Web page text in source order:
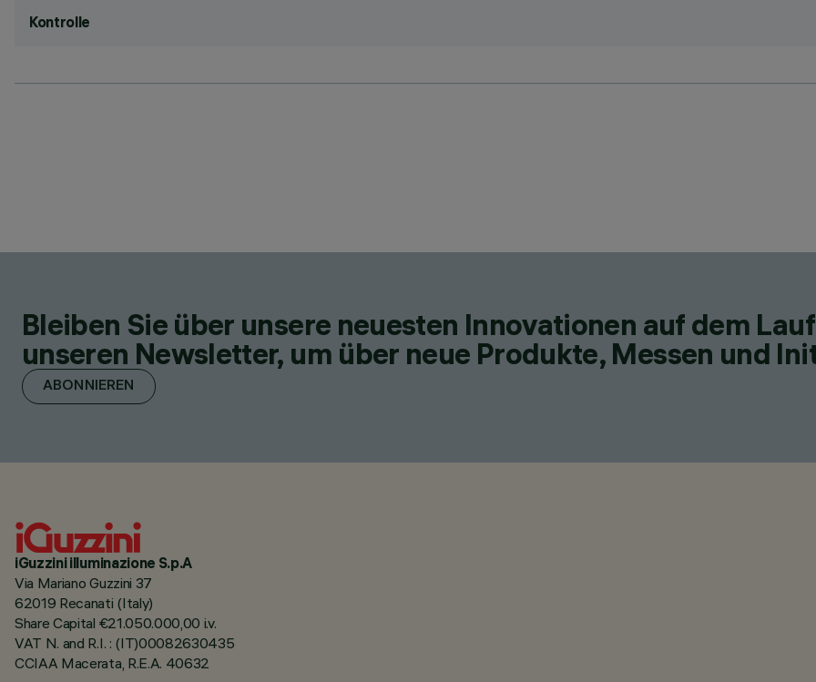
Kontrolle
Bleiben Sie über unsere neuesten Innovationen auf dem
unseren Newsletter, um über neue Produkte, Messen und
ABONNIEREN
iGuzzini illuminazione S.p.A
Via Mariano Guzzini 37
62019 Recanati (Italy)
Share Capital €21.050.000,00 i.v.
VAT N. and R.I. : (IT)00082630435
CCIAA Macerata, R.E.A. 40632